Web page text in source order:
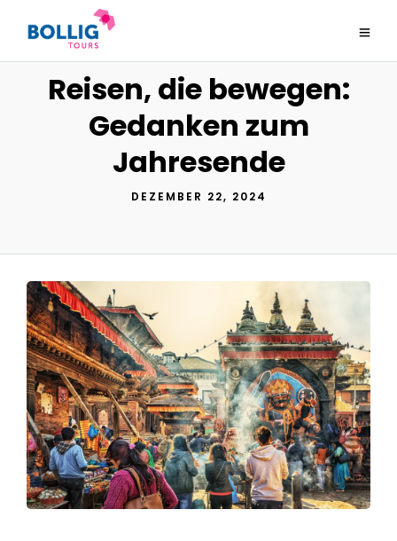
Reisen, die bewegen:
Gedanken zum
Jahresende
DEZEMBER 22, 2024